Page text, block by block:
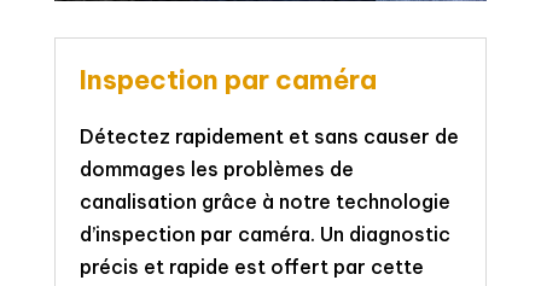
Inspection par caméra
Détectez rapidement et sans causer de
dommages les problèmes de
canalisation grâce à notre technologie
d’inspection par caméra. Un diagnostic
précis et rapide est offert par cette